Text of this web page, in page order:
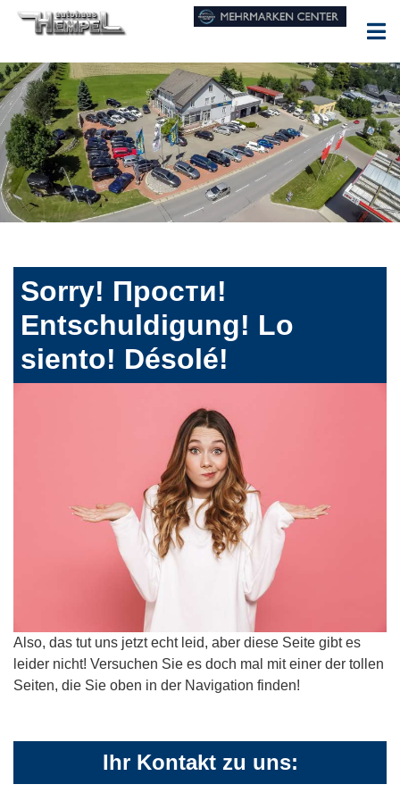
Sorry! Прости!
Entschuldigung! Lo
siento! Désolé!
Also, das tut uns jetzt echt leid, aber diese Seite gibt es
leider nicht! Versuchen Sie es doch mal mit einer der tollen
Seiten, die Sie oben in der Navigation finden!
Ihr Kontakt zu uns: